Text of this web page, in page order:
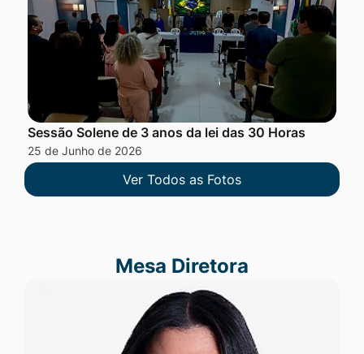
Sessão Solene de 3 anos da lei das 30 Horas
25 de Junho de 2026
Ver Todos as Fotos
Mesa Diretora